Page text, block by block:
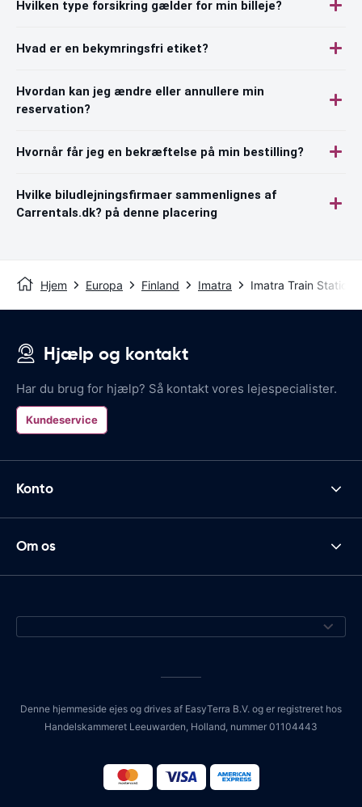
Hvilken type forsikring gælder for min billeje?
Hvad er en bekymringsfri etiket?
Hvordan kan jeg ændre eller annullere min
reservation?
Hvornår får jeg en bekræftelse på min bestilling?
Hvilke biludlejningsfirmaer sammenlignes af
Carrentals.dk? på denne placering
Hjem Europa Finland Imatra Imatra Train Station
Hjælp og kontakt
Har du brug for hjælp? Så kontakt vores lejespecialister.
Kundeservice
Konto
Om os
Denne hjemmeside ejes og drives af EasyTerra B.V. og er registreret hos
Handelskammeret Leeuwarden, Holland, nummer 01104443